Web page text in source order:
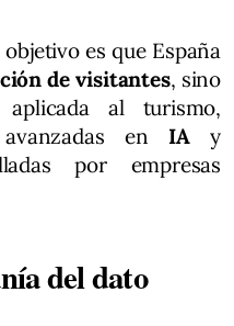
es que España
de visitantes, sino
al turismo,
en IAy
por empresas
del dato